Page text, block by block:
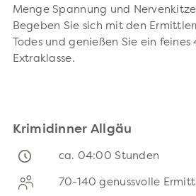
Menge Spannung und
Begeben Sie sich mit den
Todes und genießen Sie ein
Extraklasse.
Krimidinner Allgäu
ca. 04:00 Stunden
70-140 genussvolle